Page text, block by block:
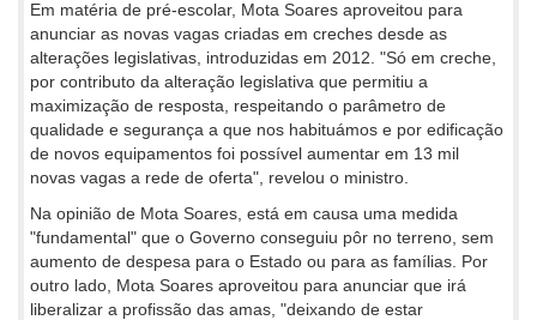
Em matéria de pré-escolar, Mota Soares aproveitou para
anunciar as novas vagas criadas em creches desde as
alterações legislativas, introduzidas em 2012. "Só em creche,
por contributo da alteração legislativa que permitiu a
maximização de resposta, respeitando o parâmetro de
qualidade e segurança a que nos habituámos e por edificação
de novos equipamentos foi possível aumentar em 13 mil
novas vagas a rede de oferta", revelou o ministro.
Na opinião de Mota Soares, está em causa uma medida
"fundamental" que o Governo conseguiu pôr no terreno, sem
aumento de despesa para o Estado ou para as famílias. Por
outro lado, Mota Soares aproveitou para anunciar que irá
liberalizar a profissão das amas, "deixando de estar